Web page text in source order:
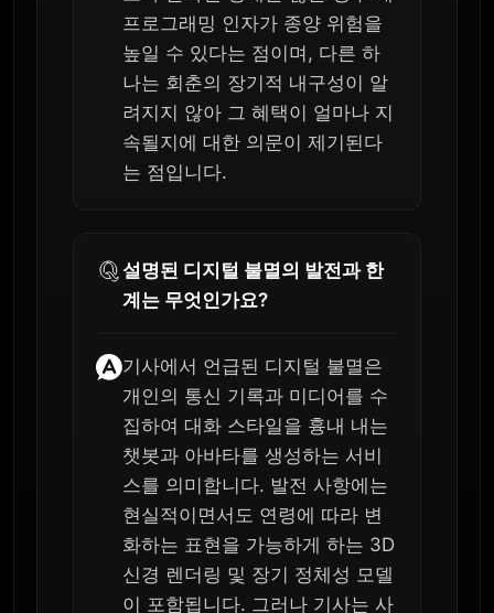
프로그래밍 인자가 종양 위험을
높일 수 있다는 점이며, 다른 하
나는 회춘의 장기적 내구성이 알
려지지 않아 그 혜택이 얼마나 지
속될지에 대한 의문이 제기된다
는 점입니다.
설명된 디지털 불멸의 발전과 한
계는 무엇인가요?
기사에서 언급된 디지털 불멸은
개인의 통신 기록과 미디어를 수
집하여 대화 스타일을 흉내 내는
챗봇과 아바타를 생성하는 서비
스를 의미합니다. 발전 사항에는
현실적이면서도 연령에 따라 변
화하는 표현을 가능하게 하는 3D
신경 렌더링 및 장기 정체성 모델
이 포함됩니다. 그러나 기사는 사